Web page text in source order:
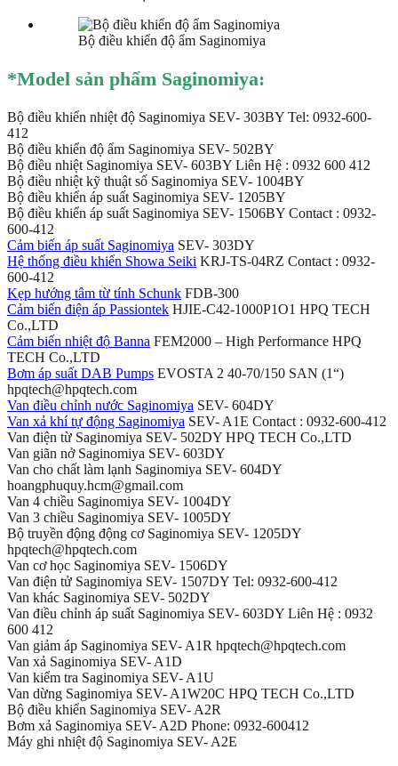
Bộ điều khiển độ ẩm Saginomiya
*Model sản phẩm Saginomiya:
Bộ điều khiển nhiệt độ Saginomiya SEV- 303BY Tel: 0932-600-
412
Bộ điều khiển độ ẩm Saginomiya SEV- 502BY
Bộ điều nhiệt Saginomiya SEV- 603BY Liên Hệ : 0932 600 412
Bộ điều nhiệt kỹ thuật số Saginomiya SEV- 1004BY
Bộ điều khiển áp suất Saginomiya SEV- 1205BY
Bộ điều khiển áp suất Saginomiya SEV- 1506BY Contact : 0932-
600-412
Cảm biến áp suất Saginomiya SEV- 303DY
Hệ thống điều khiển Showa Seiki KRJ-TS-04RZ Contact : 0932-
600-412
Kẹp hướng tâm từ tính Schunk FDB-300
Cảm biến điện áp Passiontek HJIE-C42-1000P1O1 HPQ TECH
Co.,LTD
Cảm biến nhiệt độ Banna FEM2000 – High Performance HPQ
TECH Co.,LTD
Bơm áp suất DAB Pumps EVOSTA 2 40-70/150 SAN (1“)
hpqtech@hpqtech.com
Van điều chỉnh nước Saginomiya SEV- 604DY
Van xả khí tự động Saginomiya SEV- A1E Contact : 0932-600-412
Van điện từ Saginomiya SEV- 502DY HPQ TECH Co.,LTD
Van giãn nở Saginomiya SEV- 603DY
Van cho chất làm lạnh Saginomiya SEV- 604DY
hoangphuquy.hcm@gmail.com
Van 4 chiều Saginomiya SEV- 1004DY
Van 3 chiều Saginomiya SEV- 1005DY
Bộ truyền động động cơ Saginomiya SEV- 1205DY
hpqtech@hpqtech.com
Van cơ học Saginomiya SEV- 1506DY
Van điện tử Saginomiya SEV- 1507DY Tel: 0932-600-412
Van khác Saginomiya SEV- 502DY
Van điều chỉnh áp suất Saginomiya SEV- 603DY Liên Hệ : 0932
600 412
Van giảm áp Saginomiya SEV- A1R hpqtech@hpqtech.com
Van xả Saginomiya SEV- A1D
Van kiểm tra Saginomiya SEV- A1U
Van dừng Saginomiya SEV- A1W20C HPQ TECH Co.,LTD
Bộ điều khiển Saginomiya SEV- A2R
Bơm xả Saginomiya SEV- A2D Phone: 0932-600412
Máy ghi nhiệt độ Saginomiya SEV- A2E